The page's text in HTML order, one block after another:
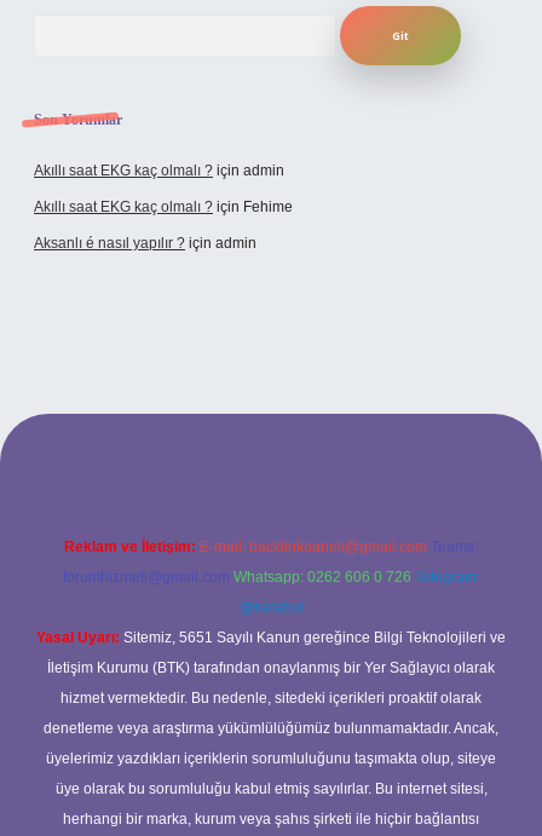
Son Yorumlar
Akıllı saat EKG kaç olmalı ? için admin
Akıllı saat EKG kaç olmalı ? için Fehime
Aksanlı é nasıl yapılır ? için admin
Reklam ve İletişim: E-mail: backlinkpaneli@gmail.com Teams:
forumhizmeti@gmail.com Whatsapp: 0262 606 0 726 Telegram:
@karabul
Yasal Uyarı: Sitemiz, 5651 Sayılı Kanun gereğince Bilgi Teknolojileri ve
İletişim Kurumu (BTK) tarafından onaylanmış bir Yer Sağlayıcı olarak
hizmet vermektedir. Bu nedenle, sitedeki içerikleri proaktif olarak
denetleme veya araştırma yükümlülüğümüz bulunmamaktadır. Ancak,
üyelerimiz yazdıkları içeriklerin sorumluluğunu taşımakta olup, siteye
üye olarak bu sorumluluğu kabul etmiş sayılırlar. Bu internet sitesi,
herhangi bir marka, kurum veya şahıs şirketi ile hiçbir bağlantısı